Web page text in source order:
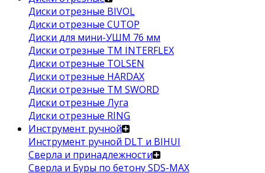
Диски отрезные BIVOL
Диски отрезные CUTOP
Диски для мини-УШМ 76 мм
Диски отрезные ТМ INTERFLEX
Диски отрезные TOLSEN
Диски отрезные HARDAX
Диски отрезные ТМ SWORD
Диски отрезные Луга
Диски отрезные RING
Инструмент ручной
Инструмент ручной DLT и BIHUI
Сверла и принадлежности
Сверла и Буры по бетону SDS-MAX